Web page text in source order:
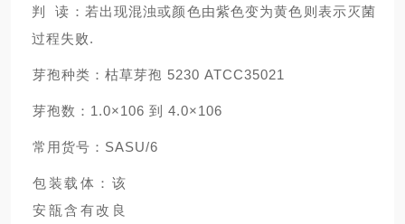
判 读：若出现混浊或颜色由紫色变为黄色则表示灭菌
过程失败.
芽孢种类：枯草芽孢 5230 ATCC35021
芽孢数：1.0×106 到 4.0×106
常用货号：SASU/6
包装载体：该
安瓿含有改良